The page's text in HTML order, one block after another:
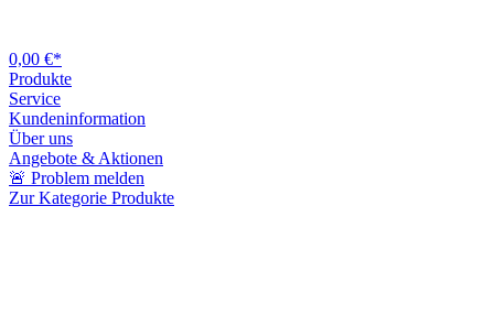
0,00 €*
Produkte
Service
Kundeninformation
Über uns
Angebote & Aktionen
🚨 Problem melden
Zur Kategorie Produkte